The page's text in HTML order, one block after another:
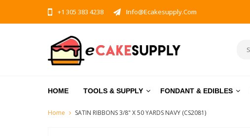
+1 305 383 4238 Info@ecakesupply.com
HOME TOOLS & SUPPLY FONDANT & EDIBLES
Home SATIN RIBBONS 3/8" X 50 YARDS NAVY (CS2081)